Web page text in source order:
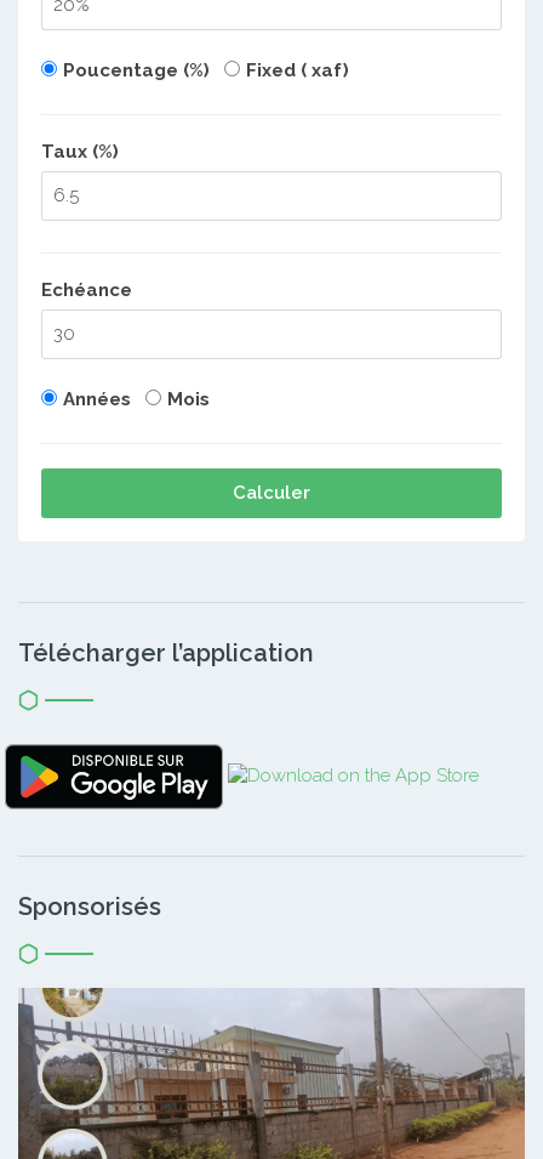
Poucentage (%) Fixed ( xaf)
Taux (%)
Echéance
Années Mois
Calculer
Télécharger l’application
Sponsorisés